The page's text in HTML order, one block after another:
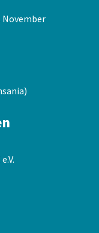
November